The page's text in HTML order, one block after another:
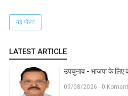
नई पोस्ट
LATEST ARTICLE
उपचुनाव - भाजपा के लिए
09/08/2026 - 0